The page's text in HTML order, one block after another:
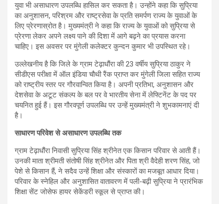
युवा भी असाधारण उपलब्धि हासिल कर सकता है। उन्होंने कहा कि सुप्रिया
का अनुशासन, परिश्रम और राष्ट्रसेवा के प्रति समर्पण राज्य के युवाओं के
लिए प्रेरणास्रोत है। मुख्यमंत्री ने कहा कि राज्य के युवाओं को सुप्रिया से
प्रेरणा लेकर अपने लक्ष्य पाने की दिशा में आगे बढ़ने का प्रयास करना
चाहिए। इस अवसर पर मुंगेली कलेक्टर कुन्दन कुमार भी उपस्थित रहे।
उल्लेखनीय है कि जिले के ग्राम टेढ़ाधौंरा की 23 वर्षीय सुप्रिया ठाकुर ने
सीडीएस परीक्षा में ऑल इंडिया चौथी रैंक प्राप्त कर मुंगेली जिला सहित राज्य
को राष्ट्रीय स्तर पर गौरवान्वित किया है। अपनी प्रतिभा, अनुशासन और
देशसेवा के अटूट संकल्प के बल पर वे भारतीय सेना में लेफ्टिनेंट के पद पर
चयनित हुई हैं। इस गौरवपूर्ण उपलब्धि पर उन्हें मुख्यमंत्री ने शुभकामनाएं दी
है।
साधारण परिवेश से असाधारण उपलब्धि तक
ग्राम टेढ़ाधौंरा निवासी सुप्रिया सिंह श्रीनेत एक किसान परिवार से आती हैं।
उनकी माता श्रीमती संतोषी सिंह श्रीनेत और पिता श्री वैदेही शरण सिंह, जो
पेशे से किसान हैं, ने सदैव उन्हें शिक्षा और संस्कारों का मजबूत आधार दिया।
परिवार के स्नेहिल और अनुशासित वातावरण में पली-बढ़ी सुप्रिया ने प्रारंभिक
शिक्षा सेंट जोसेफ हायर सेकेंडरी स्कूल से प्राप्त की।